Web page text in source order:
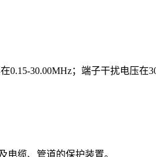
0.15-30.00MHz；端子干扰电压在
缆、管道的保护装置。